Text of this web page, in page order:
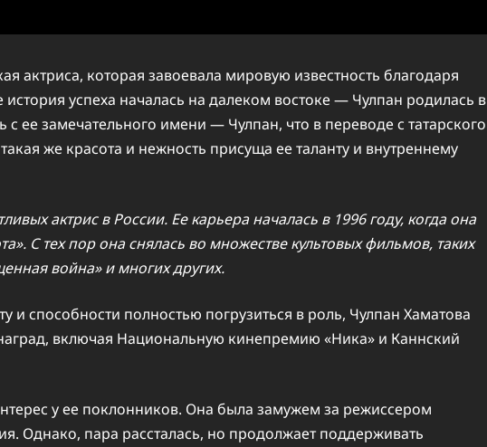
актриса, которая завоевала мировую известность благодаря
успеха началась на далеком востоке — Чулпан родилась в
с ее замечательного имени — Чулпан, что в переводе с татарского
же красота и нежность присуща ее таланту и внутреннему
актрис в России. Ее карьера началась в 1996 году, когда она
С тех пор она снялась во множестве культовых фильмов, таких
война» и многих других.
и способности полностью погрузиться в роль, Чулпан Хаматова
включая Национальную кинепремию «Ника» и Каннский
у ее поклонников. Она была замужем за режиссером
Однако, пара рассталась, но продолжает поддерживать